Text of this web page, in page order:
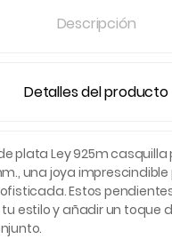
Descripción
Detalles del producto
plata Ley 925m casquilla
una joya
Estos
estilo y añadir un toque